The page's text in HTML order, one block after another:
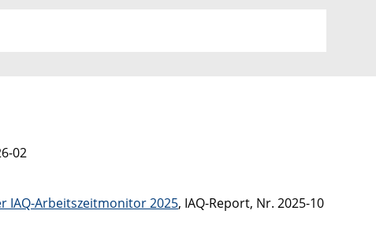
02
IAQ-Arbeitszeitmonitor 2025, IAQ-Report, Nr. 2025-10